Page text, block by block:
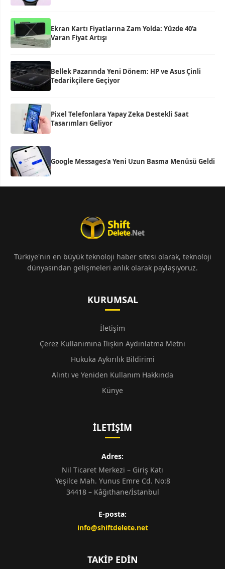
Ekran Kartı Fiyatlarına Zam Yolda: Yüzde 40’a
Varan Fiyat Artışı
Bellek Pazarında Yeni Dönem: HP ve Asus Çinli
Tedarikçilere Geçiyor
Pixel Telefonlara Yapay Zeka Destekli Saat
Tasarımları Geliyor
Google Messages’a Yeni Uzun Basma Menüsü Geldi
Türkiye'nin en büyük teknoloji haber sitesi olarak, teknoloji
dünyasından gelişmeleri anlık olarak paylaşıyoruz.
KURUMSAL
İletişim
Çerez Kullanımına İlişkin Aydınlatma Metni
Hukuka Aykırılık Bildirimi
Alıntı ve Yeniden Kullanım Hakkında
Künye
İLETIŞIM
Adres:
Nil Ticaret Merkezi – Giriş Katı
Yeşilce Mah. Yunus Emre Cd. No:8
34418 – Kâğıthane/İstanbul
E-posta:
info@shiftdelete.net
TAKIP EDIN